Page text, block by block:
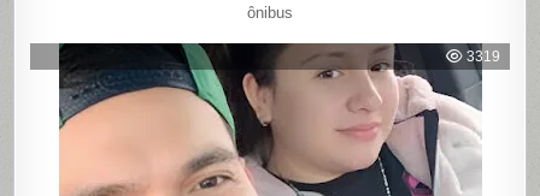
ônibus
3319